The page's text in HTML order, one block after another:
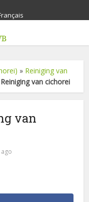
» Reiniging van
van cichorei
van